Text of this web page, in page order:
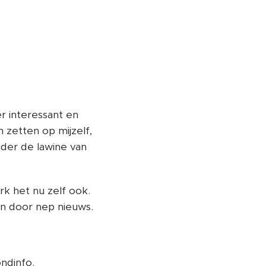
interessant en
zetten op mijzelf,
de lawine van
het nu zelf ook.
door nep nieuws.